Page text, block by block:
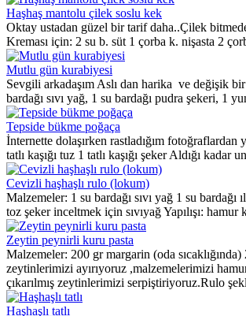
Haşhaş mantolu çilek soslu kek
Oktay ustadan güzel bir tarif daha..Çilek
Kreması için: 2 su b. süt 1 çorba k. nişasta 2
Mutlu gün kurabiyesi
Sevgili arkadaşım Aslı dan harika ve değişik
bardağı sıvı yağ, 1 su bardağı pudra şekeri, 1
Tepside bükme poğaça
İnternette dolaşırken rastladığım
tatlı kaşığı tuz 1 tatlı kaşığı şeker Aldığı
Cevizli haşhaşlı rulo (lokum)
Malzemeler: 1 su bardağı sıvı yağ 1 su bardağı
toz şeker inceltmek için sıvıyağ Yapılışı: hamur
Zeytin peynirli kuru pasta
Malzemeler: 200 gr margarin (oda
zeytinlerimizi ayırıyoruz ,malzemelerimizi
çıkarılmış zeytinlerimizi serpiştiriyoruz.Rulo
Haşhaşlı tatlı